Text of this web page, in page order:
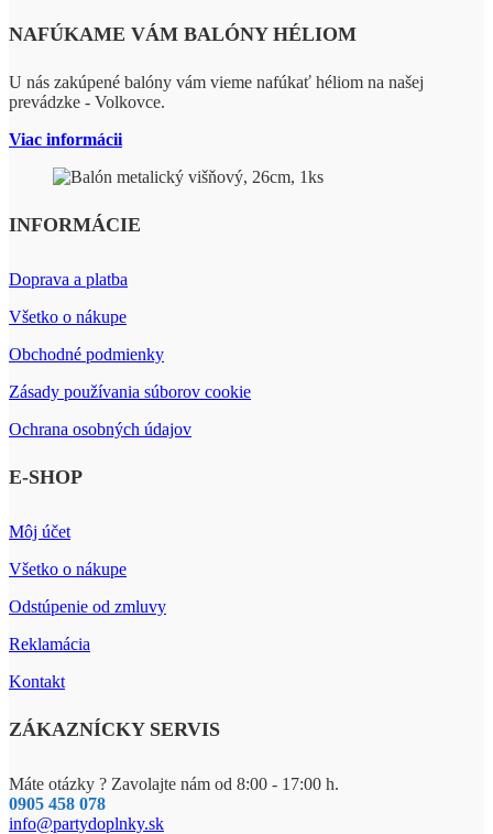
NAFÚKAME VÁM BALÓNY HÉLIOM
U nás zakúpené balóny vám vieme nafúkať héliom na našej
prevádzke - Volkovce.
Viac informácii
INFORMÁCIE
Doprava a platba
Všetko o nákupe
Obchodné podmienky
Zásady používania súborov cookie
Ochrana osobných údajov
E-SHOP
Môj účet
Všetko o nákupe
Odstúpenie od zmluvy
Reklamácia
Kontakt
ZÁKAZNÍCKY SERVIS
Máte otázky ? Zavolajte nám od 8:00 - 17:00 h.
0905 458 078
info@partydoplnky.sk